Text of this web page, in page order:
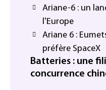
Ariane-6 : un
l'Europe
Ariane 6 :
préfère SpaceX
Batteries : une
concurrence